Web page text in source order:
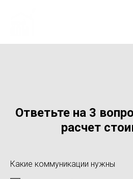
Ответьте на 3
расчет
Какие коммуникации нужны